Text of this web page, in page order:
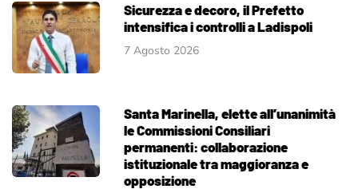
Sicurezza e decoro, il Prefetto
intensifica i controlli a Ladispoli
7 Agosto 2026
Santa Marinella, elette all’unanimità
le Commissioni Consiliari
permanenti: collaborazione
istituzionale tra maggioranza e
opposizione